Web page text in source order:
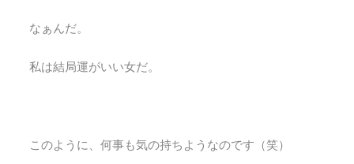
なぁんだ。
私は結局運がいい女だ。
このように、何事も気の持ちようなのです（笑）